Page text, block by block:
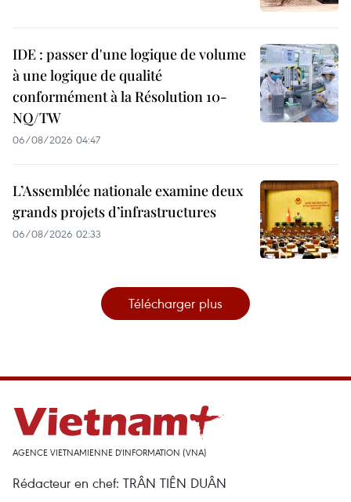
IDE : passer d'une logique de volume
à une logique de qualité
conformément à la Résolution 10-
NQ/TW
06/08/2026 04:47
L’Assemblée nationale examine deux
grands projets d’infrastructures
06/08/2026 02:33
Télécharger plus
AGENCE VIETNAMIENNE D'INFORMATION (VNA)
Rédacteur en chef: TRÂN TIÊN DUÂN